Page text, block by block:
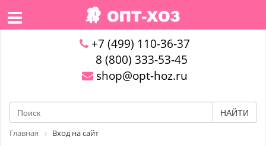
+7 (499) 110-36-37
8 (800) 333-53-45
shop@opt-hoz.ru
НАЙТИ
Главная Вход на сайт